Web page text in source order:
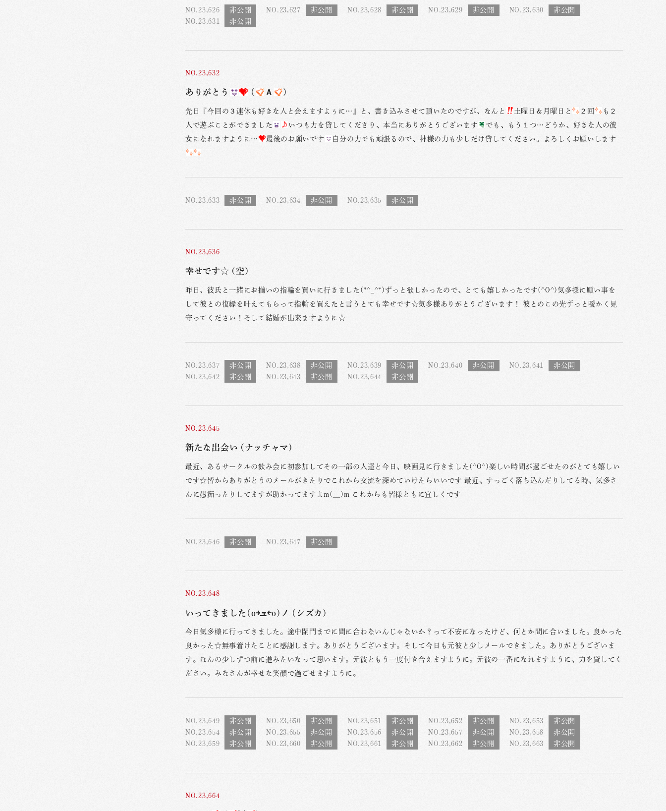
NO.23,626 NO.23,627 NO.23,628 NO.23,629
NO.23,630
NO.23,631
NO.23,632
ありがとう ( Ａ )
先日『今回の３連休も好きな人と会えますよぅに…』と、書き込みさせて頂いたのですが、なんと 土曜日＆月曜日と ２回
も２
人で遊ぶことができました
いつも力を貸してくださり、本当にありがとうございます
でも、もう１つ…どうか、好きな人の彼
女になれますように…
最後のお願いです 自分の力でも頑張るので、神様の力も少しだけ貸してください。よろしくお願いします
NO.23,633 NO.23,634 NO.23,635
NO.23,636
幸せです☆ (空)
昨日、彼氏と一緒にお揃いの指輪を買いに行きました(*^_^*)ずっと欲しかったので、とても嬉しかったです(^O^)気多様に願い事を
して彼との復縁を叶えてもらって指輪を買えたと言うとても幸せです☆気多様ありがとうございます！ 彼とのこの先ずっと暖かく見
守ってください！そして結婚が出来ますように☆
NO.23,637 NO.23,638 NO.23,639 NO.23,640
NO.23,641
NO.23,642
NO.23,643 NO.23,644
NO.23,645
新たな出会い (ナッチャマ)
最近、あるサークルの飲み会に初参加してその一部の人達と今日、映画見に行きました(^O^)楽しい時間が過ごせたのがとても嬉しい
です☆皆からありがとうのメールがきたりでこれから交流を深めていけたらいいです 最近、すっごく落ち込んだりしてる時、気多さ
んに愚痴ったりしてますが助かってますよm(__)m これからも皆様ともに宜しくです
NO.23,646 NO.23,647
NO.23,648
いってきました(o￫ܫ￩o)ノ (シズカ)
今日気多様に行ってきました。途中閉門までに間に合わないんじゃないか？って不安になったけど、何とか間に合いました。良かった
良かった☆無事着けたことに感謝します。ありがとうございます。そして今日も元彼と少しメールできました。ありがとうございま
す。ほんの少しずつ前に進みたいなって思います。元彼ともう一度付き合えますように。元彼の一番になれますように、力を貸してく
ださい。みなさんが幸せな笑顔で過ごせますように。
NO.23,649 NO.23,650 NO.23,651 NO.23,652
NO.23,653
NO.23,654
NO.23,655 NO.23,656 NO.23,657
NO.23,658
NO.23,659
NO.23,660 NO.23,661 NO.23,662 NO.23,663
NO.23,664